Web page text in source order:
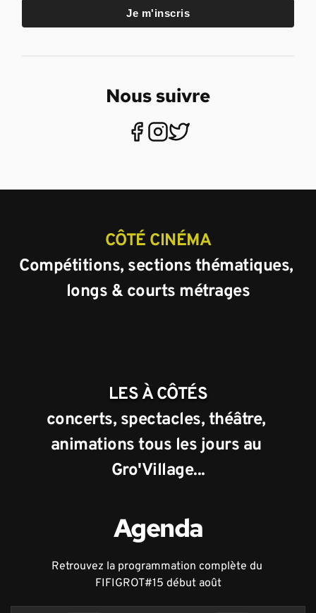
Je m'inscris
Nous suivre
CÔTÉ CINÉMA
Compétitions, sections thématiques,
longs & courts métrages
LES À CÔTÉS
concerts, spectacles, théâtre,
animations tous les jours au
Gro'Village...
Agenda
Retrouvez la programmation complète du
FIFIGROT#15 début août